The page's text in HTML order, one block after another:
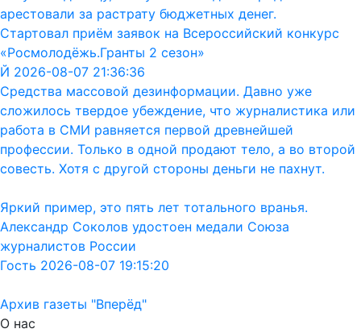
арестовали за растрату бюджетных денег.
Стартовал приём заявок на Всероссийский конкурс
«Росмолодёжь.Гранты 2 сезон»
Й 2026-08-07 21:36:36
Средства массовой дезинформации. Давно уже
сложилось твердое убеждение, что журналистика или
работа в СМИ равняется первой древнейшей
профессии. Только в одной продают тело, а во второй
совесть. Хотя с другой стороны деньги не пахнут.
Яркий пример, это пять лет тотального вранья.
Александр Соколов удостоен медали Союза
журналистов России
Гость 2026-08-07 19:15:20
Архив газеты "Вперёд"
О нас